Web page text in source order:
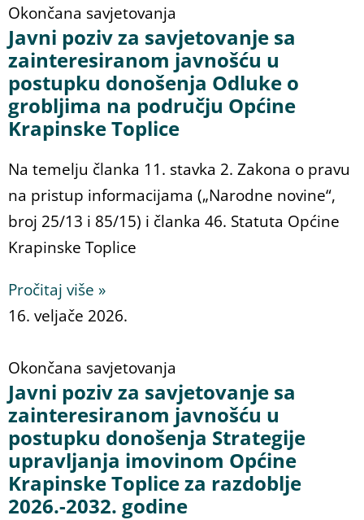
Okončana savjetovanja
Javni poziv za savjetovanje sa
zainteresiranom javnošću u
postupku donošenja Odluke o
grobljima na području Općine
Krapinske Toplice
Na temelju članka 11. stavka 2. Zakona o pravu
na pristup informacijama („Narodne novine“,
broj 25/13 i 85/15) i članka 46. Statuta Općine
Krapinske Toplice
Pročitaj više »
16. veljače 2026.
Okončana savjetovanja
Javni poziv za savjetovanje sa
zainteresiranom javnošću u
postupku donošenja Strategije
upravljanja imovinom Općine
Krapinske Toplice za razdoblje
2026.-2032. godine